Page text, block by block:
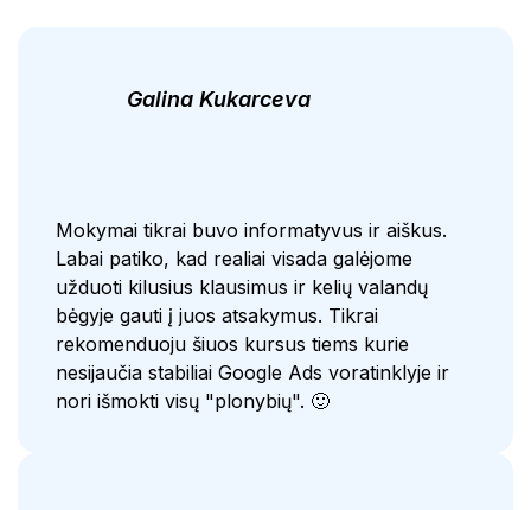
Galina Kukarceva
Mokymai tikrai buvo informatyvus ir aiškus.
Labai patiko, kad realiai visada galėjome
užduoti kilusius klausimus ir kelių valandų
bėgyje gauti į juos atsakymus. Tikrai
rekomenduoju šiuos kursus tiems kurie
nesijaučia stabiliai Google Ads voratinklyje ir
nori išmokti visų "plonybių". 🙂